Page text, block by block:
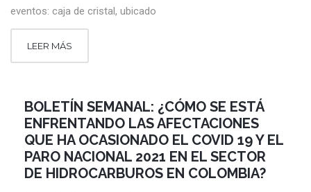
eventos: caja de cristal, ubicado
LEER MÁS
BOLETÍN SEMANAL: ¿CÓMO SE ESTÁ
ENFRENTANDO LAS AFECTACIONES
QUE HA OCASIONADO EL COVID 19 Y EL
PARO NACIONAL 2021 EN EL SECTOR
DE HIDROCARBUROS EN COLOMBIA?